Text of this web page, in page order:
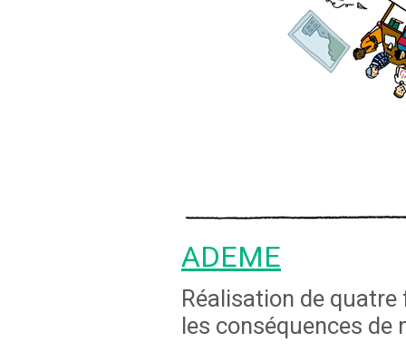
ADEME
Réalisation de
les conséquences